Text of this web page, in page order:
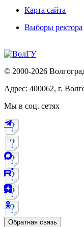
Карта сайта
Выборы ректора
© 2000-2026
Адрес: 400062, г.
Мы в соц. сетях
Обратная связь